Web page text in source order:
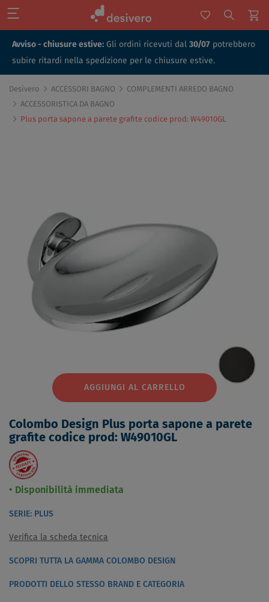
Avviso - chiusure estive: Gli ordini ricevuti dal 30/07 potrebbero
subire ritardi nella spedizione per le chiusure estive.
Desivero ACCESSORI BAGNO
COMPLEMENTI ARREDO BAGNO
ACCESSORISTICA DA BAGNO
Plus porta sapone a parete grafite codice prod: W49010GL
AGGIUNGI AL CARRELLO
Colombo Design Plus porta sapone a parete
grafite codice prod: W49010GL
Disponibilità immediata
SERIE: PLUS
Verifica la scheda tecnica
SCOPRI TUTTA LA GAMMA COLOMBO DESIGN
PRODOTTI DELLO STESSO BRAND E CATEGORIA